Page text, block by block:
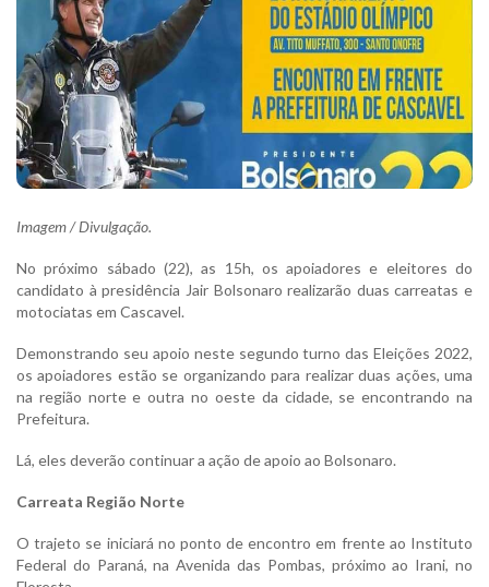
Imagem / Divulgação.
No próximo sábado (22), as 15h, os apoiadores e eleitores do
candidato à presidência Jair Bolsonaro realizarão duas carreatas e
motociatas em Cascavel.
Demonstrando seu apoio neste segundo turno das Eleições 2022,
os apoiadores estão se organizando para realizar duas ações, uma
na região norte e outra no oeste da cidade, se encontrando na
Prefeitura.
Lá, eles deverão continuar a ação de apoio ao Bolsonaro.
Carreata Região Norte
O trajeto se iniciará no ponto de encontro em frente ao Instituto
Federal do Paraná, na Avenida das Pombas, próximo ao Irani, no